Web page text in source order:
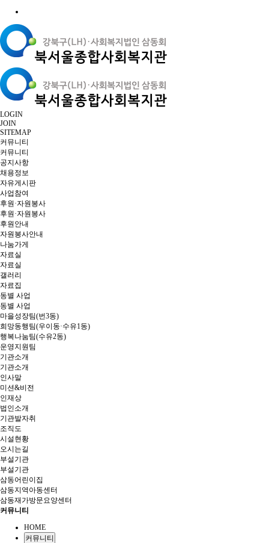
LOGIN
JOIN
SITEMAP
커뮤니티
커뮤니티
공지사항
채용정보
자유게시판
사업참여
후원·자원봉사
후원·자원봉사
후원안내
자원봉사안내
나눔가게
자료실
자료실
갤러리
자료집
동별 사업
동별 사업
마을성장팀(번3동)
희망동행팀(우이동·수유1동)
행복나눔팀(수유2동)
운영지원팀
기관소개
기관소개
인사말
미션&비전
인재상
법인소개
기관발자취
조직도
시설현황
오시는길
부설기관
부설기관
삼동어린이집
삼동지역아동센터
삼동재가방문요양센터
커뮤니티
HOME
커뮤니티